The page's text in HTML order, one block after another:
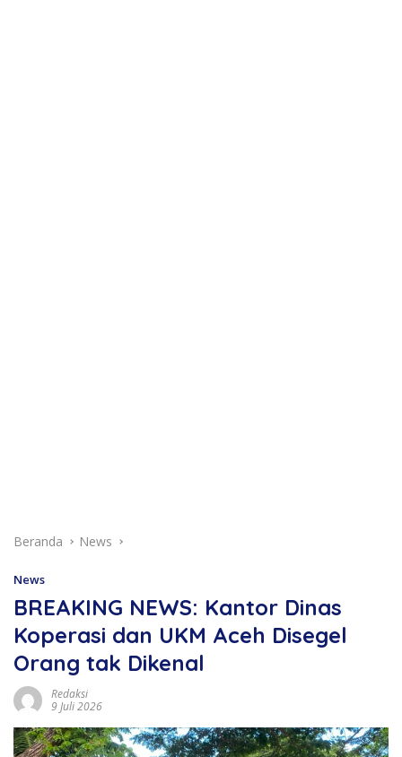
Beranda News
News
BREAKING NEWS: Kantor Dinas
Koperasi dan UKM Aceh Disegel
Orang tak Dikenal
Redaksi
9 Juli 2026